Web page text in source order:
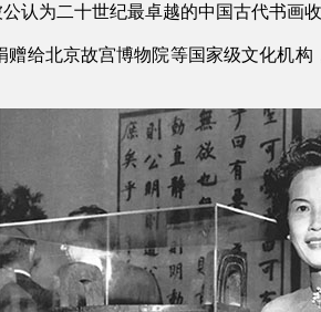
认为二十世纪最卓越的中国古代书画收
给北京故宫博物院等国家级文化机构